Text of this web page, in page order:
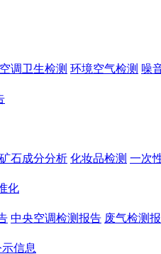
调卫生检测 环境空气检测 噪
矿石成分分析 化妆品检测 一次
化
中央空调检测报告 废气检测
信息